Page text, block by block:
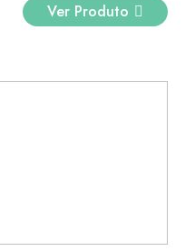
Ver Produto